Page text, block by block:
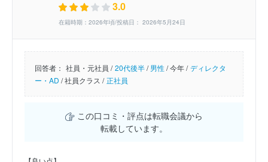
3.0
在籍時期：2026年頃/投稿日： 2026年5月24日
回答者： 社員・元社員 / 20代後半/男性/今年 / ディレクタ
ー・AD /社員クラス / 正社員
この口コミ・評点は転職会議から
転載しています。